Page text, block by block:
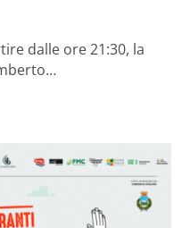
dalle ore 21:30, la